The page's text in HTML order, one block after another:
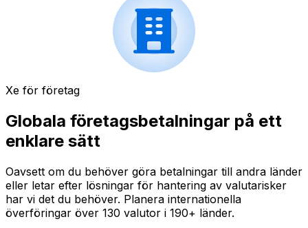
Xe för företag
Globala företagsbetalningar på ett
enklare sätt
Oavsett om du behöver göra betalningar till andra länder
eller letar efter lösningar för hantering av valutarisker
har vi det du behöver. Planera internationella
överföringar över 130 valutor i 190+ länder.